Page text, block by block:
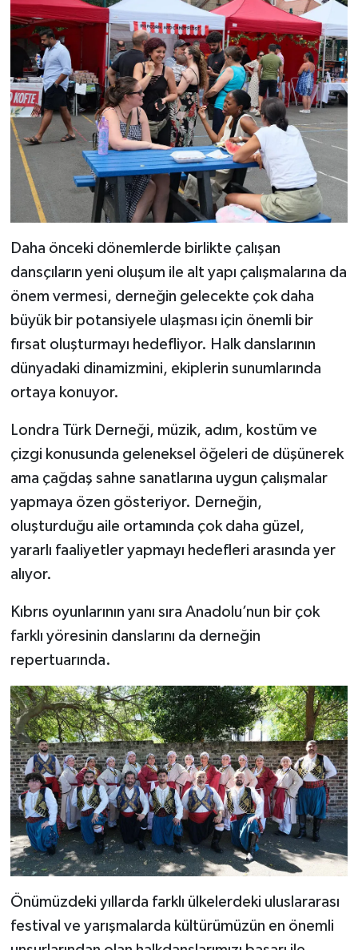
Daha önceki dönemlerde birlikte çalışan
dansçıların yeni oluşum ile alt yapı çalışmalarına da
önem vermesi, derneğin gelecekte çok daha
büyük bir potansiyele ulaşması için önemli bir
fırsat oluşturmayı hedefliyor. Halk danslarının
dünyadaki dinamizmini, ekiplerin sunumlarında
ortaya konuyor.
Londra Türk Derneği, müzik, adım, kostüm ve
çizgi konusunda geleneksel öğeleri de düşünerek
ama çağdaş sahne sanatlarına uygun çalışmalar
yapmaya özen gösteriyor. Derneğin,
oluşturduğu aile ortamında çok daha güzel,
yararlı faaliyetler yapmayı hedefleri arasında yer
alıyor.
Kıbrıs oyunlarının yanı sıra Anadolu’nun bir çok
farklı yöresinin danslarını da derneğin
repertuarında.
Önümüzdeki yıllarda farklı ülkelerdeki uluslararası
festival ve yarışmalarda kültürümüzün en önemli